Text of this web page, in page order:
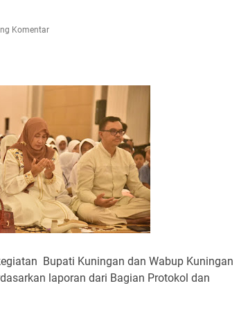
Ribu Liter
Kuningan Kamis 6 Agustus 2026, Daging Naik, Telur Turun
Kuningan Jumat 7 Agustus 2026 Ada Tiga, Tapi yang Bakal Dihadiri
Komentar
Bupati Kuningan dan Wabup Kuningan
laporan dari Bagian Protokol dan